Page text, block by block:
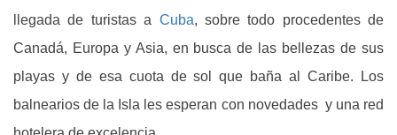
llegada de turistas a Cuba, sobre todo procedentes de
Canadá, Europa y Asia, en busca de las bellezas de sus
playas y de esa cuota de sol que baña al Caribe. Los
balnearios de la Isla les esperan con novedades y una red